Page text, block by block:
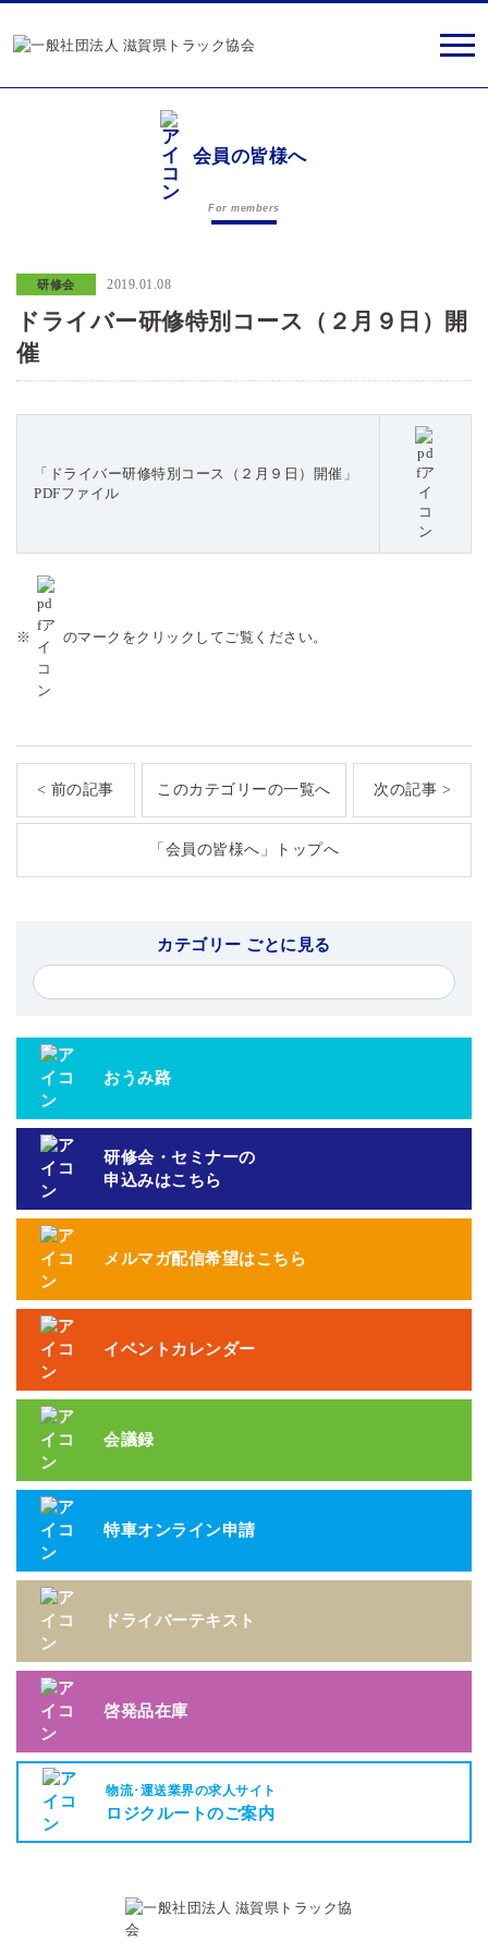
会員の皆様へ
For members
研修会 2019.01.08
ドライバー研修特別コース（２月９日）開
催
「ドライバー研修特別コース（２月９日）開催」
PDFファイル
※ のマークをクリックしてご覧ください。
< 前の記事 このカテゴリーの一覧へ 次の記事 >
「会員の皆様へ」トップへ
カテゴリー ごとに見る
おうみ路
研修会・セミナーの
申込みはこちら
メルマガ配信希望はこちら
イベントカレンダー
会議録
特車オンライン申請
ドライバーテキスト
啓発品在庫
物流･運送業界の求人サイト
ロジクルートのご案内